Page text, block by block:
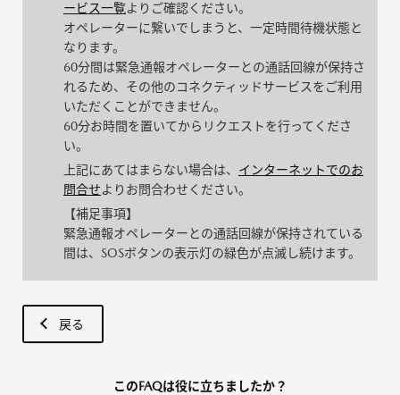
ービス一覧よりご確認ください。
オペレーターに繋いでしまうと、一定時間待機状態と
なります。
60分間は緊急通報オペレーターとの通話回線が保持さ
れるため、その他のコネクティッドサービスをご利用
いただくことができません。
60分お時間を置いてからリクエストを行ってくださ
い。
上記にあてはまらない場合は、 インターネットでのお
問合せよりお問合わせください。
【補足事項】
緊急通報オペレーターとの通話回線が保持されている
間は、SOSボタンの表示灯の緑色が点滅し続けます。
戻る
このFAQは役に立ちましたか？